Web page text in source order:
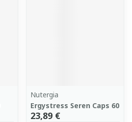
Nutergia
Ergystress Seren Caps 60
23,89 €